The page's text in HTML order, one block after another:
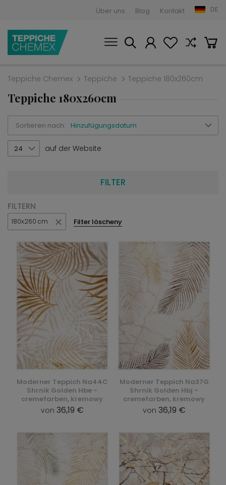
Über uns Blog Kontakt DE
Teppiche Chemex Teppiche Teppiche 180x260cm
Teppiche 180x260cm
Sortieren nach: Hinzufügungsdatum
24 auf der Website
FILTER
FILTERN
180x260 cm Filter löscheny
Moderner Teppich Na44C
Shrnik Golden Hbe -
cremefarben, kremowy
von 36,19 €
Moderner Teppich Na37G
Shrnik Golden Hbj -
cremefarben, kremowy
von 36,19 €